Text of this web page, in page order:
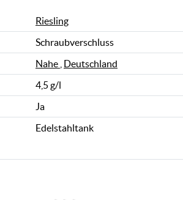
Riesling
Schraubverschluss
Nahe Deutschland
4,5 g/l
Ja
Edelstahltank